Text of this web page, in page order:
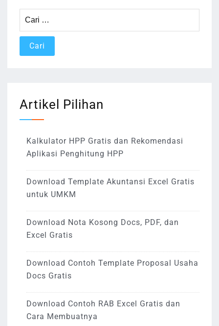
Artikel Pilihan
Kalkulator HPP Gratis dan Rekomendasi
Aplikasi Penghitung HPP
Download Template Akuntansi Excel Gratis
untuk UMKM
Download Nota Kosong Docs, PDF, dan
Excel Gratis
Download Contoh Template Proposal Usaha
Docs Gratis
Download Contoh RAB Excel Gratis dan
Cara Membuatnya